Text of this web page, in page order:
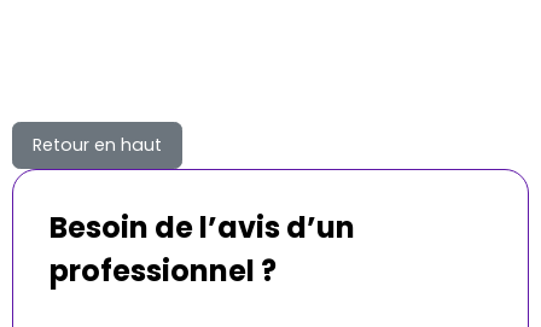
Retour en haut
Besoin de l’avis d’un
professionnel ?